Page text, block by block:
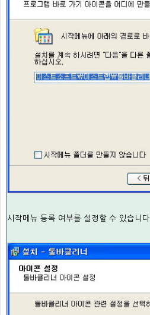
시작메뉴 등록 여부를 설정할 수 있습니다.